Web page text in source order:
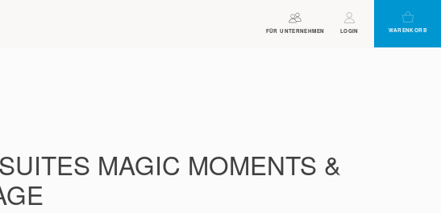
VIRTUELLER GUTSCHEIN WARENKORB
FÜR UNTERNEHMEN LOGIN
MAGIC MOMENTS &